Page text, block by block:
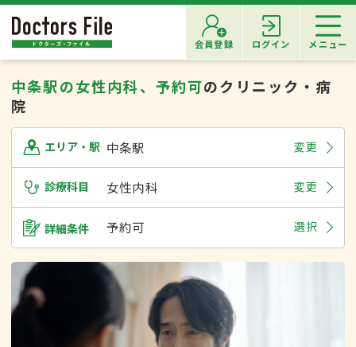
会員登録 ログイン メニュー
中条駅の女性内科、予約可のクリニック・病
院
エリア・駅 中条駅 変更
診療科目 女性内科 変更
詳細条件 予約可 選択